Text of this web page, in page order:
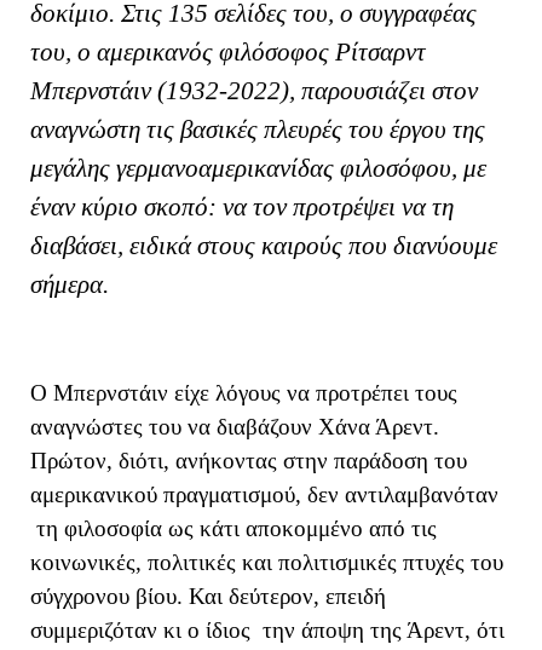
δοκίμιο. Στις 135 σελίδες του, ο συγγραφέας
του, ο αμερικανός φιλόσοφος Ρίτσαρντ
Μπερνστάιν (1932-2022), παρουσιάζει στον
αναγνώστη τις βασικές πλευρές του έργου της
μεγάλης γερμανοαμερικανίδας φιλοσόφου, με
έναν κύριο σκοπό: να τον προτρέψει να τη
διαβάσει, ειδικά στους καιρούς που διανύουμε
σήμερα.
Ο Μπερνστάιν είχε λόγους να προτρέπει τους
αναγνώστες του να διαβάζουν Χάνα Άρεντ.
Πρώτον, διότι, ανήκοντας στην παράδοση του
αμερικανικού πραγματισμού, δεν αντιλαμβανόταν
τη φιλοσοφία ως κάτι αποκομμένο από τις
κοινωνικές, πολιτικές και πολιτισμικές πτυχές του
σύγχρονου βίου. Και δεύτερον, επειδή
συμμεριζόταν κι ο ίδιος την άποψη της Άρεντ, ότι